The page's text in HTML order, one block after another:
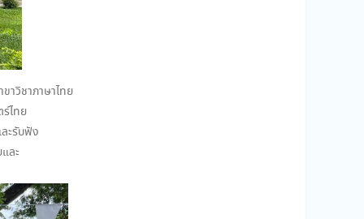
วิชาภาษาไทย
ไทย
ะรับฟัง
ละ